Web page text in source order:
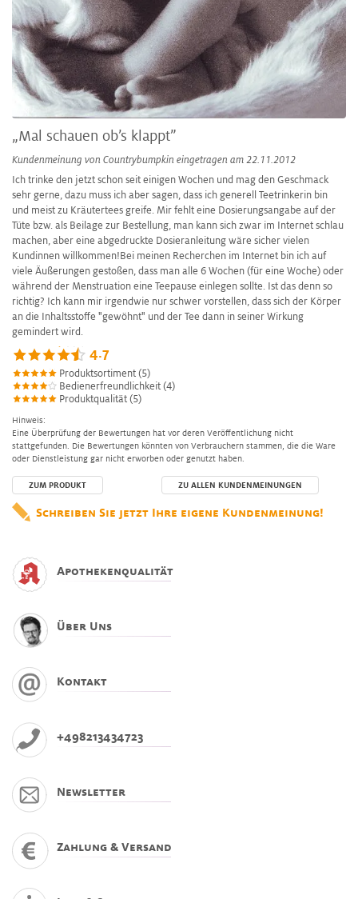
„Mal schauen ob’s klappt”
Kundenmeinung von Countrybumpkin eingetragen am 22.11.2012
Ich trinke den jetzt schon seit einigen Wochen und mag den Geschmack
sehr gerne, dazu muss ich aber sagen, dass ich generell Teetrinkerin bin
und meist zu Kräutertees greife. Mir fehlt eine Dosierungsangabe auf der
Tüte bzw. als Beilage zur Bestellung, man kann sich zwar im Internet schlau
machen, aber eine abgedruckte Dosieranleitung wäre sicher vielen
Kundinnen willkommen!Bei meinen Recherchen im Internet bin ich auf
viele Äußerungen gestoßen, dass man alle 6 Wochen (für eine Woche) oder
während der Menstruation eine Teepause einlegen sollte. Ist das denn so
richtig? Ich kann mir irgendwie nur schwer vorstellen, dass sich der Körper
an die Inhaltsstoffe "gewöhnt" und der Tee dann in seiner Wirkung
gemindert wird.
4.7
Produktsortiment (5)
Bedienerfreundlichkeit (4)
Produktqualität (5)
Hinweis:
Eine Überprüfung der Bewertungen hat vor deren Veröffentlichung nicht
stattgefunden. Die Bewertungen könnten von Verbrauchern stammen, die die Ware
oder Dienstleistung gar nicht erworben oder genutzt haben.
ZUM PRODUKT ZU ALLEN KUNDENMEINUNGEN
Schreiben Sie jetzt Ihre eigene Kundenmeinung!
Apothekenqualität
Über Uns
Kontakt
+498213434723
Newsletter
Zahlung & Versand